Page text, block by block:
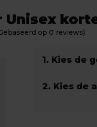
Unisex
op 0 reviews)
1. Kies de
2. Kies de